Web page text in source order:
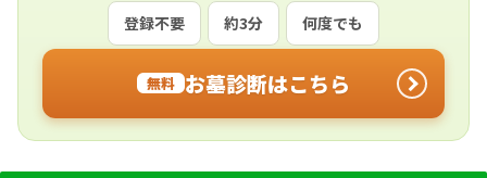
登録不要 約3分 何度でも
無料 お墓診断はこちら